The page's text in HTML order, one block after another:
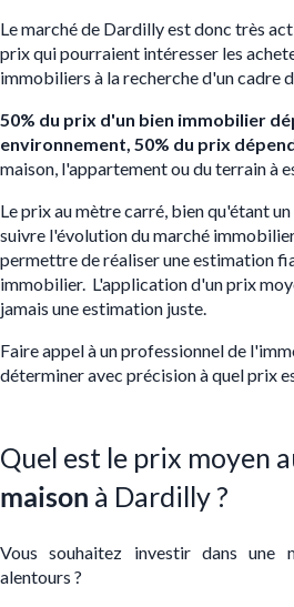
Le marché de Dardilly est donc très
prix qui pourraient intéresser les
immobiliers à la recherche d'un cadre
50% du prix d'un bien immobilier
environnement, 50% du prix
maison, l'appartement ou du terrain à
Le prix au mètre carré, bien qu'étant
suivre l'évolution du marché
permettre de réaliser une estimation
immobilier. L'application d'un prix
jamais une estimation juste.
Faire appel à un professionnel de
déterminer avec précision à quel prix
Quel est le prix moyen
maison à Dardilly ?
Vous souhaitez investir dans une
alentours ?